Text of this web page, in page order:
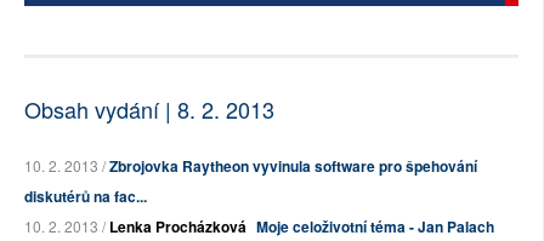
Obsah vydání | 8. 2. 2013
10. 2. 2013 /Zbrojovka Raytheon vyvinula software pro špehování
diskutérů na fac...
10. 2. 2013 /Lenka Procházková Moje celoživotní téma - Jan Palach